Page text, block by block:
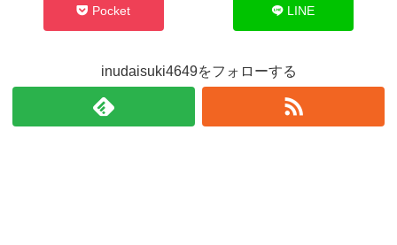
Pocket LINE
inudaisuki4649をフォローする